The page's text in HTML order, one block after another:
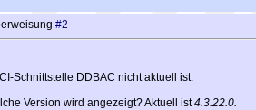
#2
Schnittstelle DDBAC nicht aktuell ist.
Version wird angezeigt? Aktuell ist4.3.22.0.